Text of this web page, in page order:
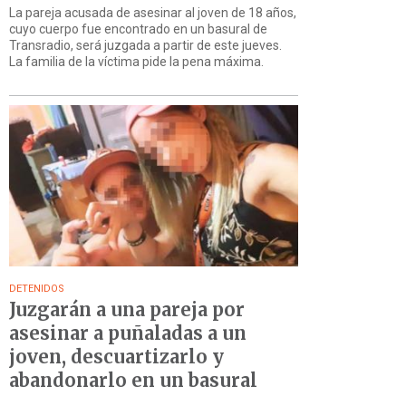
La pareja acusada de asesinar al joven de 18 años,
cuyo cuerpo fue encontrado en un basural de
Transradio, será juzgada a partir de este jueves.
La familia de la víctima pide la pena máxima.
DETENIDOS
Juzgarán a una pareja por
asesinar a puñaladas a un
joven, descuartizarlo y
abandonarlo en un basural